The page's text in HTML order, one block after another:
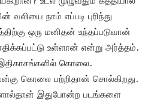
வலியை நாம் எப்படி புரிந்து
ஒரு மனிதன் உந்தப்படுவான்
உள்ளான் என்று அர்த்தம்.
கொலை.
கொலை பற்றிதான் சொல்கிறது.
இதுபோன்ற படங்களை